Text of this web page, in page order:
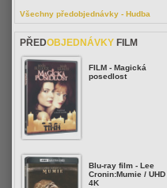
Všechny předobjednávky - Hudba
PŘEDOBJEDNÁVKY FILM
FILM - Magická
posedlost
Blu-ray film - Lee
Cronin:Mumie / UHD
4K